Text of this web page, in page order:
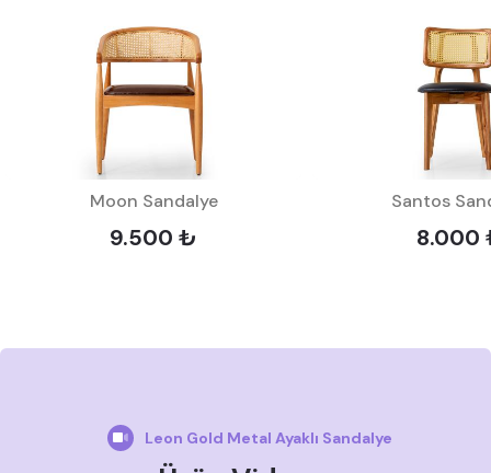
Moon Sandalye
9.500 ₺
Santos
8.000
Leon Gold Metal Ayaklı Sandalye